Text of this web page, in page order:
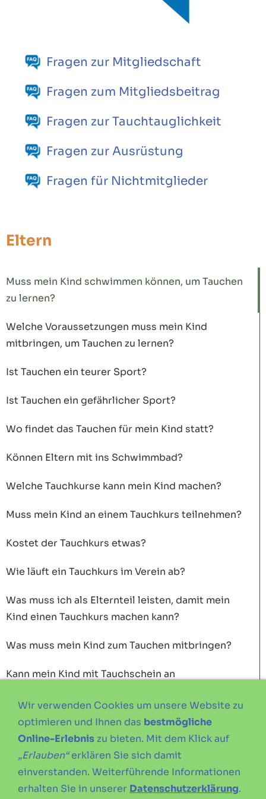
Fragen zur Mitgliedschaft
Fragen zum Mitgliedsbeitrag
Fragen zur Tauchtauglichkeit
Fragen zur Ausrüstung
Fragen für Nichtmitglieder
Eltern
Muss mein Kind schwimmen können, um Tauchen
zu lernen?
Welche Voraussetzungen muss mein Kind
mitbringen, um Tauchen zu lernen?
Ist Tauchen ein teurer Sport?
Ist Tauchen ein gefährlicher Sport?
Wo findet das Tauchen für mein Kind statt?
Können Eltern mit ins Schwimmbad?
Welche Tauchkurse kann mein Kind machen?
Muss mein Kind an einem Tauchkurs teilnehmen?
Kostet der Tauchkurs etwas?
Wie läuft ein Tauchkurs im Verein ab?
Was muss ich als Elternteil leisten, damit mein
Kind einen Tauchkurs machen kann?
Was muss mein Kind zum Tauchen mitbringen?
Kann mein Kind mit Tauchschein an
Kann mein Kind an Tauchurlauben im Innland und
Ausland teilnehmen?
Muss mein Kind regelmässig zum Training
Wir verwenden Cookies um unsere Website zu
optimieren und Ihnen das bestmögliche
Online-Erlebnis zu bieten. Mit dem Klick auf
„Erlauben“erklären Sie sich damit
einverstanden. Weiterführende Informationen
erhalten Sie in unserer Datenschutzerklärung.